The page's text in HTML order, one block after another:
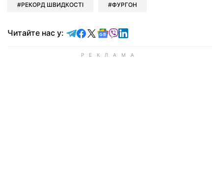
РЕКОРД ШВИДКОСТІ ФУРГОН
Читайте нас у: Читайте у Telegram
Читайте у Facebook
Читайте у X
Читайте у Google news
Читайте у Viber
Читайте у LinkedIn